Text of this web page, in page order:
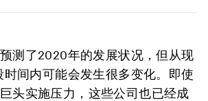
测了2020年的发展状况，但从现
间内可能会发生很多变化。即使
头实施压力，这些公司也已经成